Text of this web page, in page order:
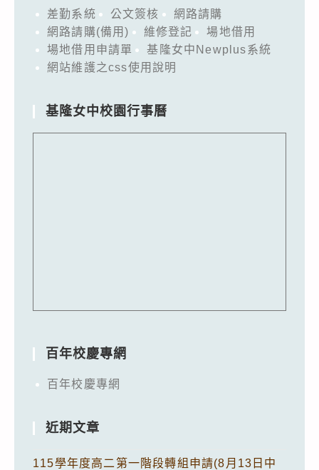
差勤系統 公文簽核
網路請購
網路請購(備用)
維修登記
場地借用
場地借用申請單
基隆女中Newplus系統
網站維護之css使用說明
基隆女中校園行事曆
百年校慶專網
百年校慶專網
近期文章
115學年度高二第一階段轉組申請(8月13日中